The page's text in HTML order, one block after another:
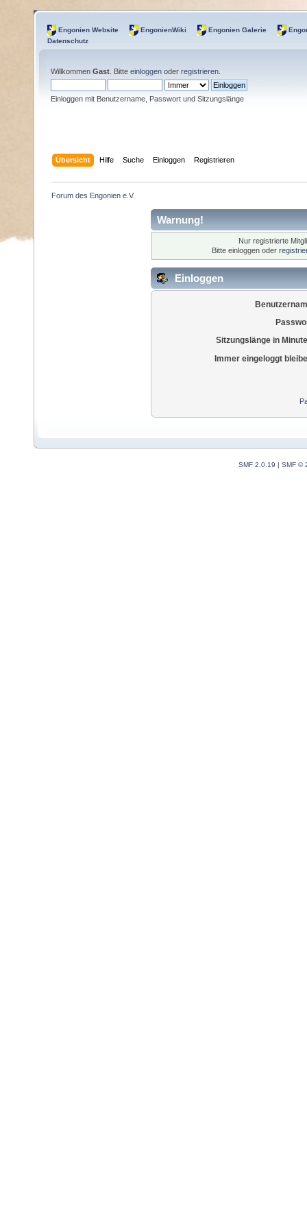
Engonien Website EngonienWiki Engonien Galerie
Datenschutz
Willkommen Gast . Bitte einloggen oder registrieren
Einloggen mit Benutzername, Passwort und Sitzungslänge
Übersicht Hilfe Suche Einloggen Registrieren
Forum des Engonien e.V.
Warnung!
Nur registrierte
Bitte einloggen oder
Einloggen
Sitzungslänge in
Immer eingeloggt
SMF 2.0.19 | SMF ©